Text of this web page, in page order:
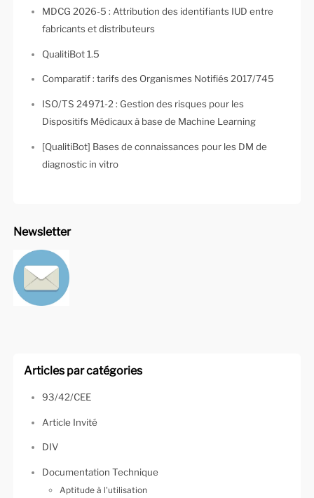
MDCG 2026-5 : Attribution des identifiants IUD entre
fabricants et distributeurs
QualitiBot 1.5
Comparatif : tarifs des Organismes Notifiés 2017/745
ISO/TS 24971-2 : Gestion des risques pour les
Dispositifs Médicaux à base de Machine Learning
[QualitiBot] Bases de connaissances pour les DM de
diagnostic in vitro
Newsletter
Articles par catégories
93/42/CEE
Article Invité
DIV
Documentation Technique
Aptitude à l'utilisation